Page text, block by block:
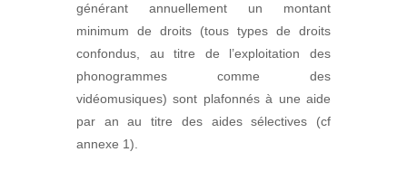
générant annuellement un montant
minimum de droits (tous types de droits
confondus, au titre de l’exploitation des
phonogrammes comme des
vidéomusiques) sont plafonnés à une aide
par an au titre des aides sélectives (cf
annexe 1).